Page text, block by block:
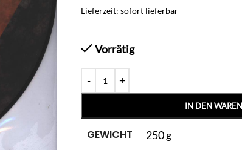
Lieferzeit: sofort lieferbar
Vorrätig
IN DEN
GEWICHT 250 g